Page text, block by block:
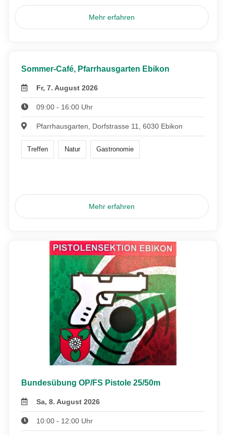
Mehr erfahren
Sommer-Café, Pfarrhausgarten Ebikon
Fr, 7. August 2026
09:00 - 16:00 Uhr
Pfarrhausgarten, Dorfstrasse 11, 6030 Ebikon
Treffen Natur Gastronomie
Mehr erfahren
Bundesübung OP/FS Pistole 25/50m
Sa, 8. August 2026
10:00 - 12:00 Uhr